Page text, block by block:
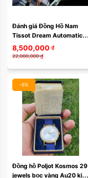
Đánh giá Đồng Hồ Nam
Tissot Dream Automatic
T129.407.22.031.00 –
Thanh Lịch, Sang Trọng
8,500,000 ₫
22,000,000 ₫
-6%
Đồng hồ Poljot Kosmos 29
jewels bọc vàng Au20 kim